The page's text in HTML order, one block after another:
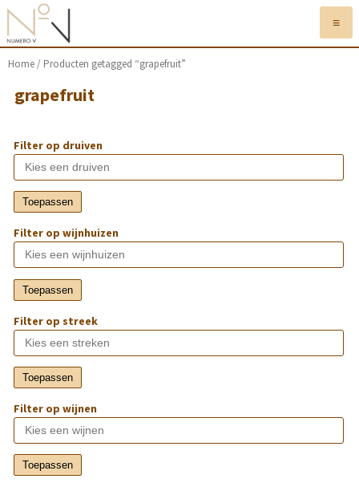
≡
Home / Producten getagged “grapefruit”
grapefruit
Filter op druiven
Toepassen
Filter op wijnhuizen
Toepassen
Filter op streek
Toepassen
Filter op wijnen
Toepassen